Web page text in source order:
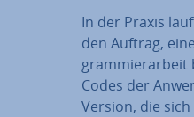
In der Praxis
den Auftrag,
gram­mier­ar­beit
Codes der
Version, die